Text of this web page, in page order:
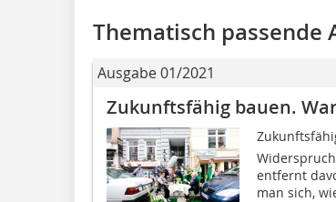
Thematisch passende
Ausgabe 01/2021
Zukunftsfähig bauen.
entfernt
man sich,